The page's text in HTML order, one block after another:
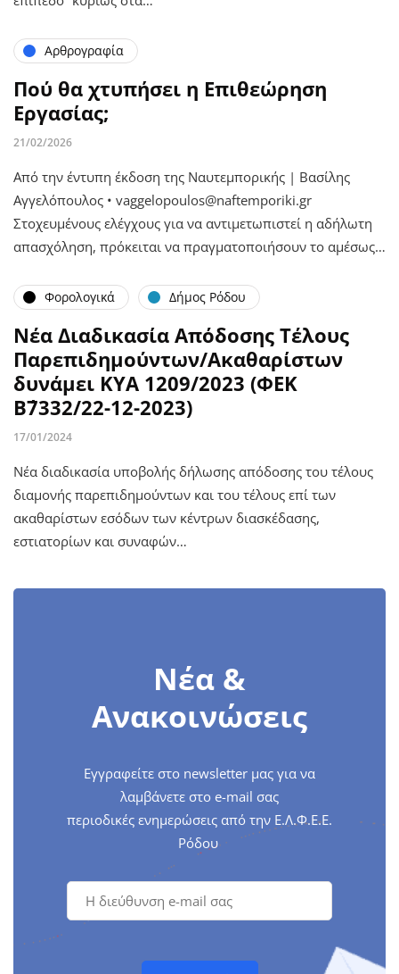
Αρθρογραφία
Πού θα χτυπήσει η Επιθεώρηση
Εργασίας;
21/02/2026
Από την έντυπη έκδοση της Ναυτεμπορικής | Βασίλης
Αγγελόπουλος • vaggelopoulos@naftemporiki.gr
Στοχευμένους ελέγχους για να αντιμετωπιστεί η αδήλωτη
απασχόληση, πρόκειται να πραγματοποιήσουν το αμέσως…
Φορολογικά Δήμος Ρόδου
Νέα Διαδικασία Απόδοσης Τέλους
Παρεπιδημούντων/Ακαθαρίστων
δυνάμει ΚΥΑ 1209/2023 (ΦΕΚ
Β΄7332/22-12-2023)
17/01/2024
Νέα διαδικασία υποβολής δήλωσης απόδοσης του τέλους
διαμονής παρεπιδημούντων και του τέλους επί των
ακαθαρίστων εσόδων των κέντρων διασκέδασης,
εστιατορίων και συναφών…
Νέα &
Ανακοινώσεις
Εγγραφείτε στο newsletter μας για να
λαμβάνετε στο e-mail σας
περιοδικές ενημερώσεις από την Ε.Λ.Φ.Ε.Ε.
Ρόδου